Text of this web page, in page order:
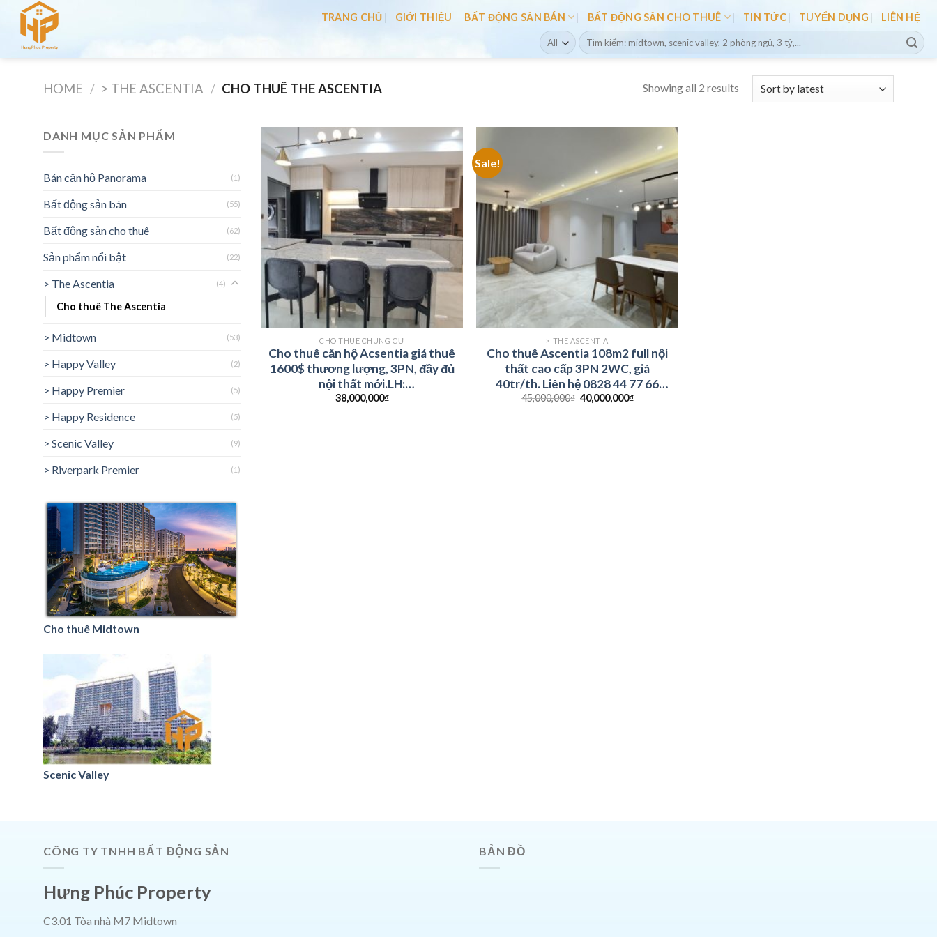
content
TRANG CHỦ GIỚI THIỆU BẤT ĐỘNG SẢN BÁN BẤT ĐỘNG SẢN CHO THUÊ TIN TỨC TUYỂN DỤNG LIÊN HỆ
Search
for:
HOME / > THE ASCENTIA / CHO THUÊ THE ASCENTIA Showing all 2 results
DANH MỤC SẢN PHẨM
Bán căn hộ Panorama (1)
Bất động sản bán (55)
Bất động sản cho thuê (62)
Sản phẩm nổi bật (22)
> The Ascentia (4)
Cho thuê The Ascentia
> Midtown (53)
> Happy Valley (2)
> Happy Premier (5)
> Happy Residence (5)
> Scenic Valley (9)
> Riverpark Premier (1)
Cho thuê Midtown
Scenic Valley
CHO THUÊ CHUNG CƯ
Cho thuê căn hộ Acsentia giá thuê
1600$ thương lượng, 3PN, đầy đủ
nội thất mới.LH:
0763309584_Ms.Nga
38,000,000₫
Sale!
> THE ASCENTIA
Cho thuê Ascentia 108m2 full nội
thất cao cấp 3PN 2WC, giá
40tr/th. Liên hệ 0828 44 77 66
Hoàng Anh
45,000,000₫ 40,000,000₫
CÔNG TY TNHH BẤT ĐỘNG SẢN
Hưng Phúc Property
C3.01 Tòa nhà M7 Midtown
BẢN ĐỒ